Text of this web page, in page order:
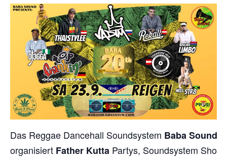
Das Reggae Dancehall Soundsystem Baba Sound
organisiert Father Kutta Partys, Soundsystem